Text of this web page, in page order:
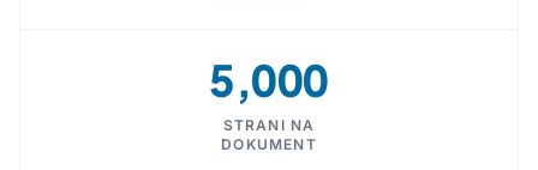
5,000
STRANI NA
DOKUMENT